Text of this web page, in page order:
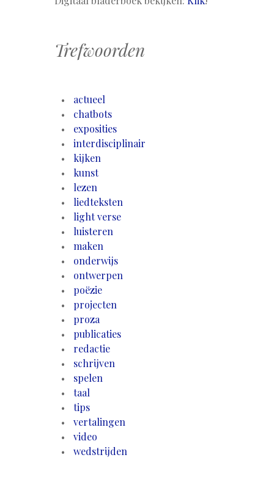
Trefwoorden
actueel
chatbots
exposities
interdisciplinair
kijken
kunst
lezen
liedteksten
light verse
luisteren
maken
onderwijs
ontwerpen
poëzie
projecten
proza
publicaties
redactie
schrijven
spelen
taal
tips
vertalingen
video
wedstrijden